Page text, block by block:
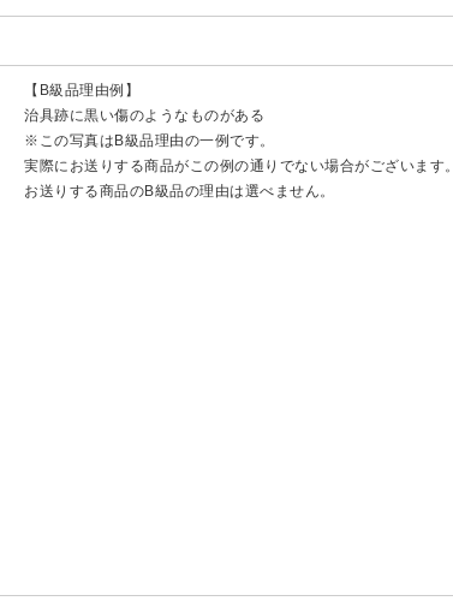
【B級品理由例】
治具跡に黒い傷のようなものがある
※この写真はB級品理由の一例です。
実際にお送りする商品がこの例の通りでない場合がございます。
お送りする商品のB級品の理由は選べません。